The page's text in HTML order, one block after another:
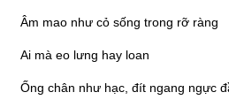
Âm mao như cỏ sống trong rỡ ràng
Ai mà eo lưng hay loan
Ống chân như hạc, đít ngang ngực